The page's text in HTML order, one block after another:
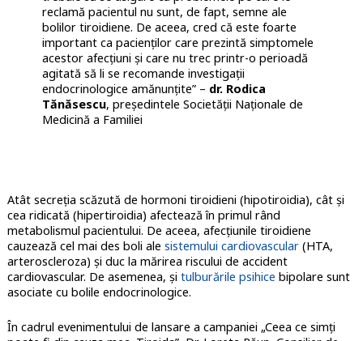
reclamă pacientul nu sunt, de fapt, semne ale
bolilor tiroidiene. De aceea, cred că este foarte
important ca pacienților care prezintă simptomele
acestor afecțiuni și care nu trec printr-o perioadă
agitată să li se recomande investigații
endocrinologice amănunțite” – dr. Rodica
Tănăsescu, președintele Societății Naționale de
Medicină a Familiei
Atât secreția scăzută de hormoni tiroidieni (hipotiroidia), cât și
cea ridicată (hipertiroidia) afectează în primul rând
metabolismul pacientului. De aceea, afecțiunile tiroidiene
cauzează cel mai des boli ale sistemului cardiovascular(HTA,
arteroscleroza) și duc la mărirea riscului de accident
cardiovascular. De asemenea, și tulburările psihice bipolare sunt
asociate cu bolile endocrinologice.
În cadrul evenimentului de lansare a campaniei „Ceea ce simți